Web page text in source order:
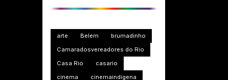
arte Belem
brumadinho
Camaradosvereadores do Rio
Casa Rio
casario
cinema
cinemaindigena